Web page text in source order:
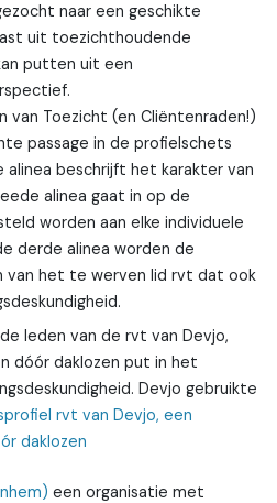
naar een geschikte
uit toezichthoudende
putten uit een
van Toezicht (en Cliëntenraden!)
passage in de profielschets
alinea beschrijft het karakter van
alinea gaat in op de
worden aan elke individuele
derde alinea worden de
van het te werven lid rvt dat ook
leden van de rvt van Devjo,
dóór daklozen put in het
Devjo gebruikte
rvt van Devjo, een
daklozen
een organisatie met